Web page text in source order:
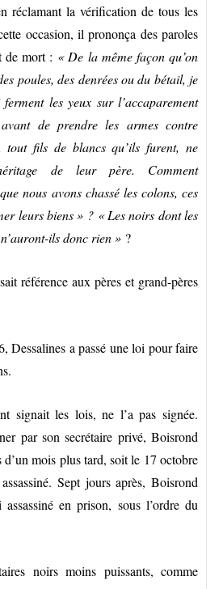
réclamant la vérification de tous les
occasion, il prononça des paroles
de mort : « De la même façon qu’on
poules, des denrées ou du bétail, je
les yeux sur l’accaparement
de prendre les armes contre
tout fils de blancs qu’ils furent, ne
de leur père. Comment
nous avons chassé les colons, ces
leurs biens » ? « Les noirs dont les
ils donc rien » ?
référence aux pères et grand-pères
Dessalines a passé une loi pour faire
signait les lois, ne l’a pas signée.
par son secrétaire privé, Boisrond
mois plus tard, soit le 17 octobre
Sept jours après, Boisrond
en prison, sous l’ordre du
noirs moins puissants, comme